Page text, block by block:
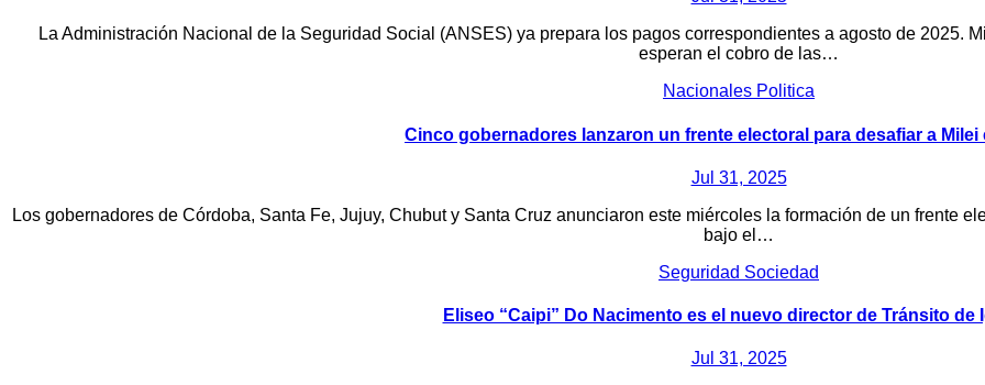
La Administración Nacional de la Seguridad Social (ANSES) ya prepara los pagos correspondientes a agosto de 2025.
esperan el cobro de las…
Nacionales Politica
Cinco gobernadores lanzaron un frente electoral para desafiar a Milei
Jul 31, 2025
Los gobernadores de Córdoba, Santa Fe, Jujuy, Chubut y Santa Cruz anunciaron este miércoles la formación de un frente
bajo el…
Seguridad Sociedad
Eliseo “Caipi” Do Nacimento es el nuevo director de Tránsito de
Jul 31, 2025